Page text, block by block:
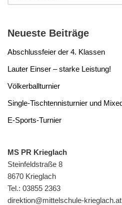
Neueste Beiträge
Abschlussfeier der 4. Klassen
Lauter Einser – starke Leistung!
Völkerballturnier
Single-Tischtennisturnier und
E-Sports-Turnier
MS PR Krieglach
Steinfeldstraße 8
8670 Krieglach
Tel.: 03855 2363
direktion@mittelschule-krieglach.at